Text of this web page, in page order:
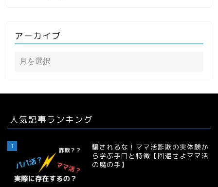
アーカイブ
人気記事ランキング
1
騙されるな！ママ活詐欺の実体験か
ら学ぶ手口と特徴【回避せよママ活
の魔の手】